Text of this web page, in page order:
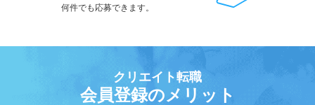
何件でも応募できます。
クリエイト転職
会員登録のメリット